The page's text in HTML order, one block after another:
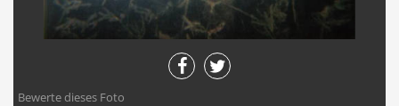
Bewerte dieses Foto